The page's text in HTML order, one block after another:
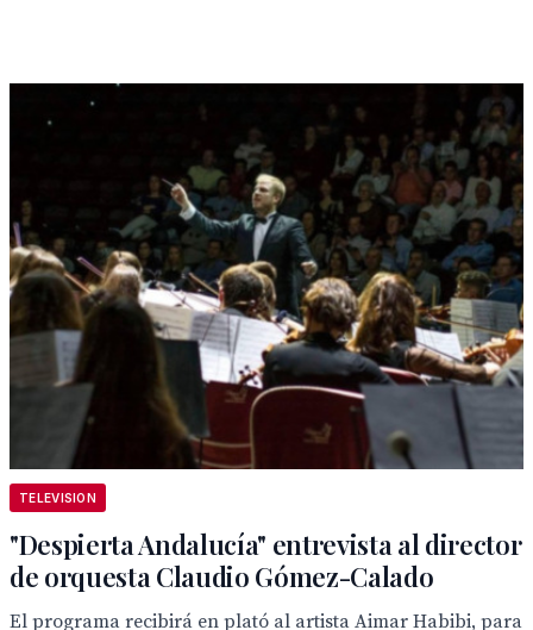
TELEVISION
"Despierta Andalucía" entrevista al director
de orquesta Claudio Gómez-Calado
El programa recibirá en plató al artista Aimar Habibi, para